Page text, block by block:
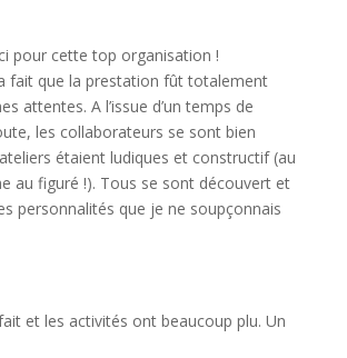
pour cette top organisation !
fait que la prestation fût totalement
attentes. A l’issue d’un temps de
les collaborateurs se sont bien
étaient ludiques et constructif (au
au figuré !). Tous se sont découvert et
personnalités que je ne soupçonnais
et les activités ont beaucoup plu. Un